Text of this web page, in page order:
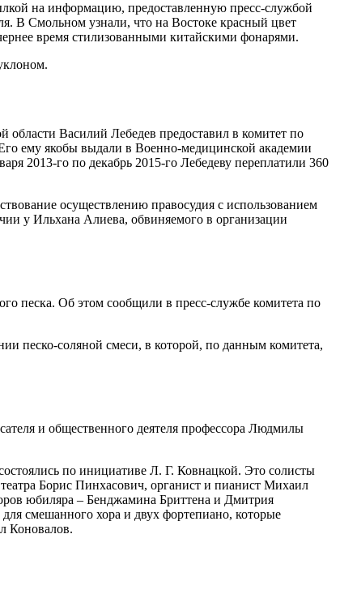
на информацию, предоставленную пресс-службой
В Смольном узнали, что на Востоке красный цвет
время стилизованными китайскими фонарями.
области Василий Лебедев предоставил в комитет по
ему якобы выдали в Военно-медицинской академии
2013-го по декабрь 2015-го Лебедеву переплатили 360
осуществлению правосудия с использованием
у Ильхана Алиева, обвиняемого в организации
песка. Об этом сообщили в пресс-службе комитета по
песко-соляной смеси, в которой, по данным комитета,
и общественного деятеля профессора Людмилы
по инициативе Л. Г. Ковнацкой. Это солисты
Борис Пинхасович, органист и пианист Михаил
юбиляра – Бенджамина Бриттена и Дмитрия
смешанного хора и двух фортепиано, которые
Коновалов.